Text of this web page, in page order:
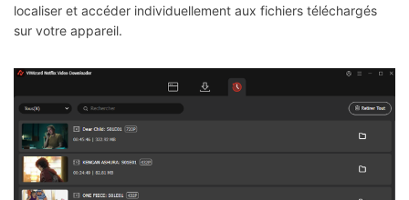
localiser et accéder individuellement aux fichiers téléchargés
sur votre appareil.